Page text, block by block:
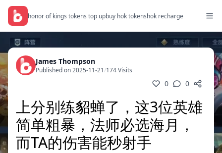
honor of kings tokens top upbuy hok tokenshok recharge
James Thompson
Published on 2025-11-21/174 Visits
0 0
上分别练貂蝉了，这3位英雄
简单粗暴，法师必选海月，
而TA的伤害能秒射手